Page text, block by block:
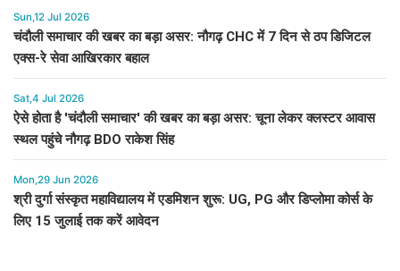
Sun,12 Jul 2026
चंदौली समाचार की खबर का बड़ा असर: नौगढ़ CHC में 7 दिन से ठप डिजिटल
एक्स-रे सेवा आखिरकार बहाल
Sat,4 Jul 2026
ऐसे होता है 'चंदौली समाचार' की खबर का बड़ा असर: चूना लेकर क्लस्टर आवास
स्थल पहुंचे नौगढ़ BDO राकेश सिंह
Mon,29 Jun 2026
श्री दुर्गा संस्कृत महाविद्यालय में एडमिशन शुरू: UG, PG और डिप्लोमा कोर्स के
लिए 15 जुलाई तक करें आवेदन